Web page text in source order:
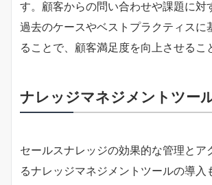
す。顧客からの問い合わせや課題に対
過去のケースやベストプラクティスに
ることで、顧客満足度を向上させるこ
ナレッジマネジメントツー
セールスナレッジの効果的な管理とア
るナレッジマネジメントツールの導入